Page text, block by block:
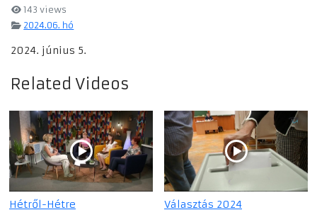
143 views
2024.06. hó
2024. június 5.
Related Videos
Hétről-Hétre Választás 2024